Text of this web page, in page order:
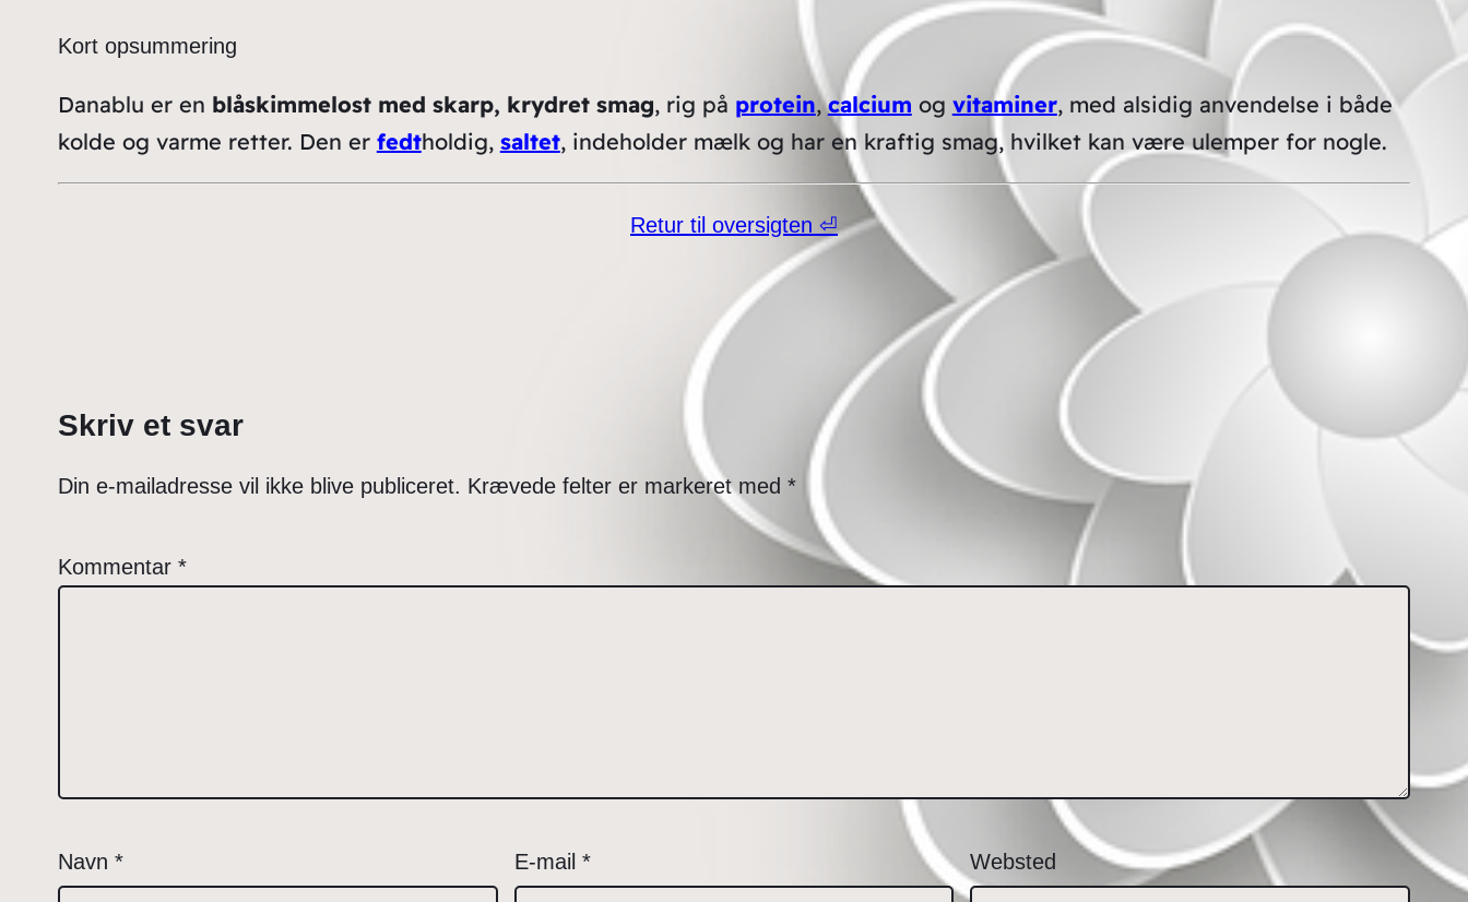
Kort opsummering
Danablu er en blåskimmelost med skarp, krydret smag, rig på protein,calcium og vitaminer, med alsidig anvendelse i både
kolde og varme retter. Den er fedtholdig, saltet, indeholder mælk og har en kraftig smag, hvilket kan være ulemper for nogle.
Retur til oversigten ⏎
Skriv et svar
Din e-mailadresse vil ikke blive publiceret. Krævede felter er markeret med *
Kommentar *
Navn * E-mail * Websted